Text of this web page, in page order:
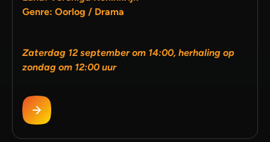
Genre: Oorlog / Drama
Zaterdag 12 september om 14:00, herhaling op
zondag om 12:00 uur